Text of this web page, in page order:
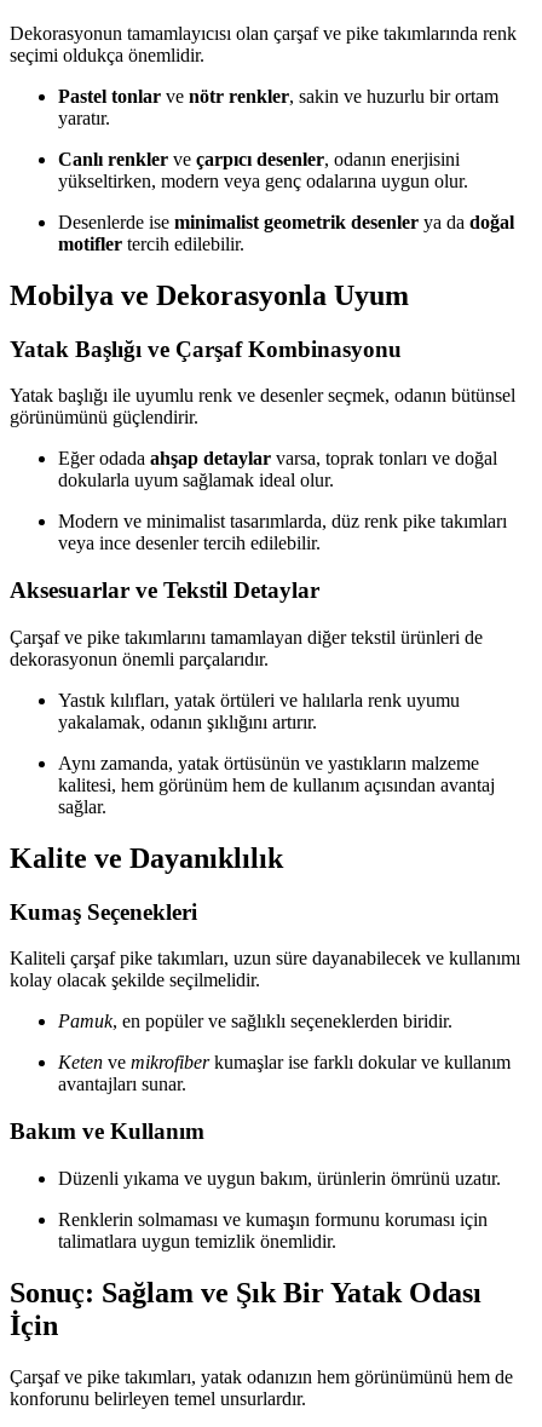
Dekorasyonun tamamlayıcısı olan çarşaf ve pike takımlarında renk
seçimi oldukça önemlidir.
Pastel tonlar ve nötr renkler, sakin ve huzurlu bir ortam
yaratır.
Canlı renkler ve çarpıcı desenler, odanın enerjisini
yükseltirken, modern veya genç odalarına uygun olur.
Desenlerde ise minimalist geometrik desenler ya da doğal
motifler tercih edilebilir.
Mobilya ve Dekorasyonla Uyum
Yatak Başlığı ve Çarşaf Kombinasyonu
Yatak başlığı ile uyumlu renk ve desenler seçmek, odanın bütünsel
görünümünü güçlendirir.
Eğer odada ahşap detaylar varsa, toprak tonları ve doğal
dokularla uyum sağlamak ideal olur.
Modern ve minimalist tasarımlarda, düz renk pike takımları
veya ince desenler tercih edilebilir.
Aksesuarlar ve Tekstil Detaylar
Çarşaf ve pike takımlarını tamamlayan diğer tekstil ürünleri de
dekorasyonun önemli parçalarıdır.
Yastık kılıfları, yatak örtüleri ve halılarla renk uyumu
yakalamak, odanın şıklığını artırır.
Aynı zamanda, yatak örtüsünün ve yastıkların malzeme
kalitesi, hem görünüm hem de kullanım açısından avantaj
sağlar.
Kalite ve Dayanıklılık
Kumaş Seçenekleri
Kaliteli çarşaf pike takımları, uzun süre dayanabilecek ve kullanımı
kolay olacak şekilde seçilmelidir.
Pamuk, en popüler ve sağlıklı seçeneklerden biridir.
Keten ve mikrofiberkumaşlar ise farklı dokular ve kullanım
avantajları sunar.
Bakım ve Kullanım
Düzenli yıkama ve uygun bakım, ürünlerin ömrünü uzatır.
Renklerin solmaması ve kumaşın formunu koruması için
talimatlara uygun temizlik önemlidir.
Sonuç: Sağlam ve Şık Bir Yatak Odası
İçin
Çarşaf ve pike takımları, yatak odanızın hem görünümünü hem de
konforunu belirleyen temel unsurlardır.